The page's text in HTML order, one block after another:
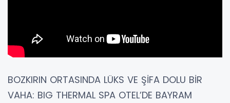
BOZKIRIN ORTASINDA LÜKS VE ŞİFA DOLU BİR
VAHA: BIG THERMAL SPA OTEL’DE BAYRAM